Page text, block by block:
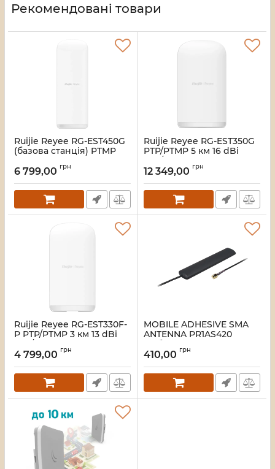
Рекомендовані товари
Ruijie Reyee RG-EST450G
(базова станція) PTMP
Артикул:16_118001
6 799,00 грн
Ruijie Reyee RG-EST350G
PTP/PTMP 5 км 16 dBi
PTP/PTMP Бездротовий
WiFi міст
Артикул:16_118000
12 349,00 грн
Ruijie Reyee RG-EST330F-
P PTP/PTMP 3 км 13 dBi
PTP/PTMP Бездротовий
WiFi міст
Артикул:16_117999
4 799,00 грн
MOBILE ADHESIVE SMA
ANTENNA PR1AS420
Мобільна антена
Teltonika
Артикул:16_119581
410,00 грн